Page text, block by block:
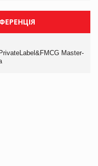
Master-